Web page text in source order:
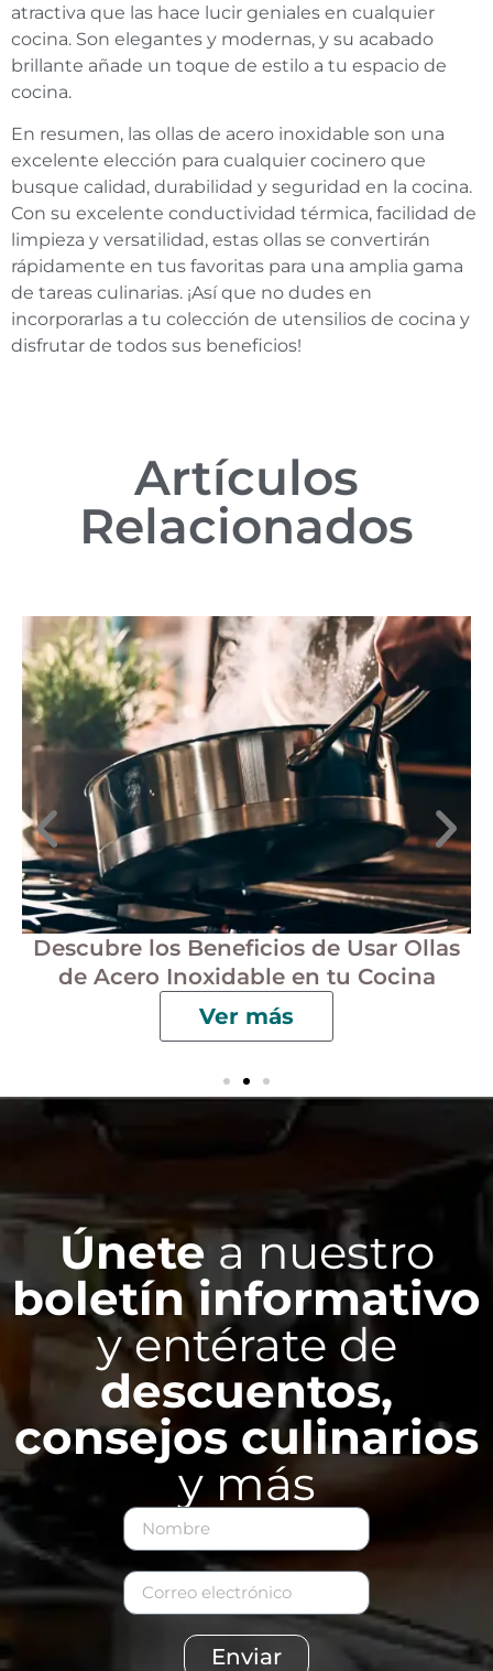
atractiva que las hace lucir geniales en cualquier
cocina. Son elegantes y modernas, y su acabado
brillante añade un toque de estilo a tu espacio de
cocina.
En resumen, las ollas de acero inoxidable son una
excelente elección para cualquier cocinero que
busque calidad, durabilidad y seguridad en la cocina.
Con su excelente conductividad térmica, facilidad de
limpieza y versatilidad, estas ollas se convertirán
rápidamente en tus favoritas para una amplia gama
de tareas culinarias. ¡Así que no dudes en
incorporarlas a tu colección de utensilios de cocina y
disfrutar de todos sus beneficios!
Artículos
Relacionados
Descubre los Beneficios de Usar Ollas
de Acero Inoxidable en tu Cocina
Ver más
Únete a nuestro
boletín informativo
y entérate de
descuentos,
consejos culinarios
y más
Enviar